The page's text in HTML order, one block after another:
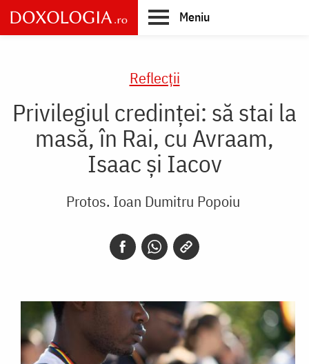
Skip
to
main
Meniu
Reflecții
Privilegiul credinței: să stai la
masă, în Rai, cu Avraam,
Isaac și Iacov
Protos. Ioan Dumitru Popoiu